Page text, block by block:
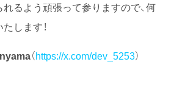
るよう頑張って参りますので、何
します！
（https://x.com/dev_5253）